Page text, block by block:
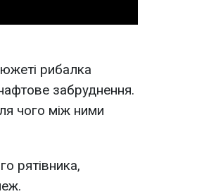
рибалка
забруднення.
чого між ними
рятівника,